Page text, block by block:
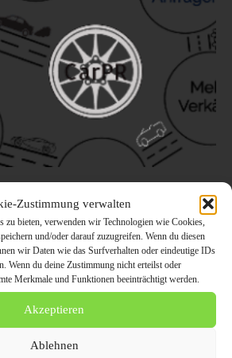
Zustimmung verwalten
zu bieten, verwenden wir Technologien wie Cookies,
und/oder darauf zuzugreifen. Wenn du diesen
wir Daten wie das Surfverhalten oder eindeutige IDs
Wenn du deine Zustimmung nicht erteilst oder
Merkmale und Funktionen beeinträchtigt werden.
Akzeptieren
Ablehnen
Effektive Verbreitung
Entwicklungen und
Juli 2023
Nachrichten auf carpr.de veröffentlichen
profitieren
Sie neue Kunden....